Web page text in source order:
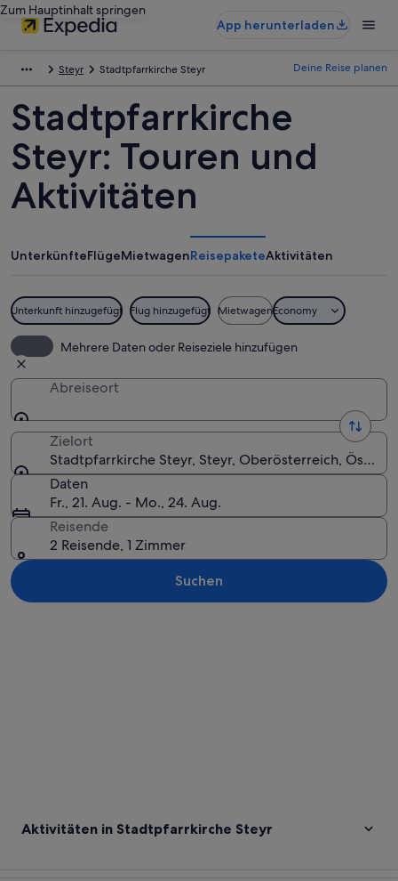
Zum Hauptinhalt springen
App herunterladen
Steyr Stadtpfarrkirche Steyr Deine Reise planen
Stadtpfarrkirche
Steyr: Touren und
Aktivitäten
UnterkünfteFlügeMietwagenReisepaketeAktivitäten
Unterkunft hinzugefügt Flug hinzugefügt MietwagenEconomy
Mehrere Daten oder Reiseziele hinzufügen
Abreiseort
Zielort
Stadtpfarrkirche Steyr, Steyr, Oberösterreich,
Daten
Fr., 21. Aug. - Mo., 24. Aug.
Reisende
2 Reisende, 1 Zimmer
Suchen
Aktivitäten in Stadtpfarrkirche Steyr